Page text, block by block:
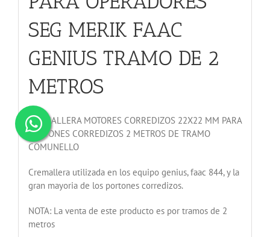
SEG MERIK FAAC
GENIUS TRAMO DE 2
METROS
CREMALLERA MOTORES CORREDIZOS 22X22 MM PARA
PORTONES CORREDIZOS 2 METROS DE TRAMO
COMUNELLO
Cremallera utilizada en los equipo genius, faac 844, y la
gran mayoria de los portones corredizos.
NOTA: La venta de este producto es por tramos de 2
metros